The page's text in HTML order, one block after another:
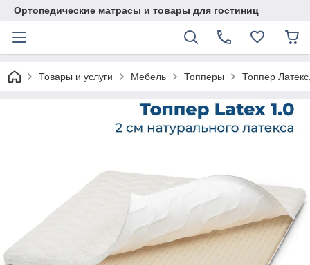
Ортопедические матрасы и товары для гостиниц
Товары и услуги Мебель Топперы Топпер